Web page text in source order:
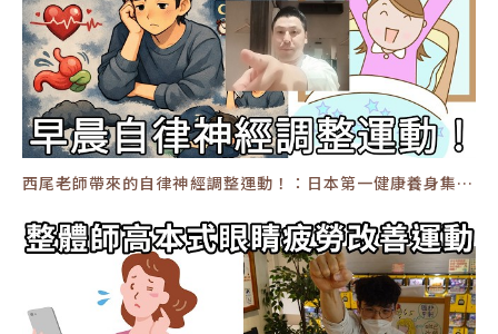
西尾老師帶來的自律神經調整運動！：日本第一健康養身集團 ，在日本有約 350間分館 #運動伸展 #按摩 #體操 #腳底按摩 #運動